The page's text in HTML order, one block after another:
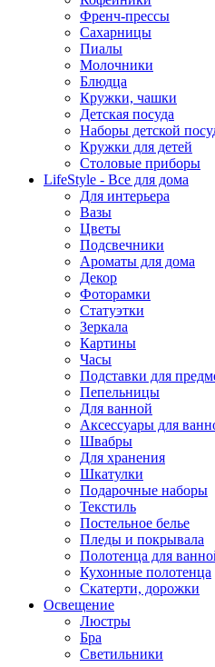
Френч-прессы
Сахарницы
Пиалы
Молочники
Блюдца
Кружки, чашки
Детская посуда
Наборы детской
Кружки для детей
Столовые приборы
LifeStyle - Все для дома
Для интерьера
Вазы
Цветы
Подсвечники
Ароматы для дома
Декор
Фоторамки
Статуэтки
Зеркала
Картины
Часы
Подставки для
Пепельницы
Для ванной
Аксессуары для
Швабры
Для хранения
Шкатулки
Подарочные наборы
Текстиль
Постельное белье
Пледы и покрывала
Полотенца для
Кухонные полотенца
Скатерти, дорожки
Освещение
Люстры
Бра
Светильники